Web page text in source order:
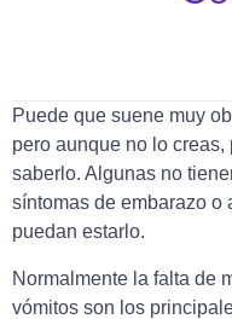
Puede que suene muy
pero aunque no lo creas,
saberlo. Algunas no
síntomas de embarazo o
puedan estarlo.
Normalmente la falta de
vómitos son los